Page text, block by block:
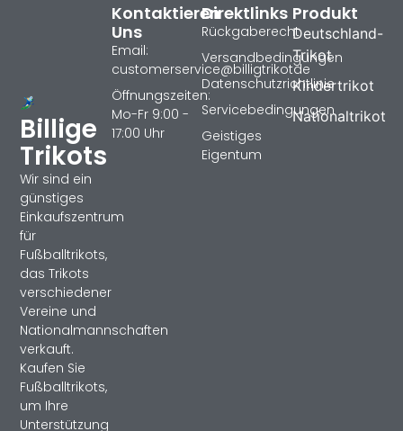
Billige
Trikots
Wir sind ein
günstiges
Einkaufszentrum
für
Fußballtrikots,
das Trikots
verschiedener
Vereine und
Nationalmannschaften
verkauft.
Kaufen Sie
Fußballtrikots,
um Ihre
Unterstützung
Produkt
Deutschland-
Trikot
Kindertrikot
Nationaltrikot
Direktlinks
Rückgaberecht
Versandbedingungen
Datenschutzrichtlinie
Servicebedingungen
Geistiges
Eigentum
Kontaktieren
Uns
Email:
customerservice@billigtrikotde
Öffnungszeiten:
Mo-Fr 9:00 -
17:00 Uhr